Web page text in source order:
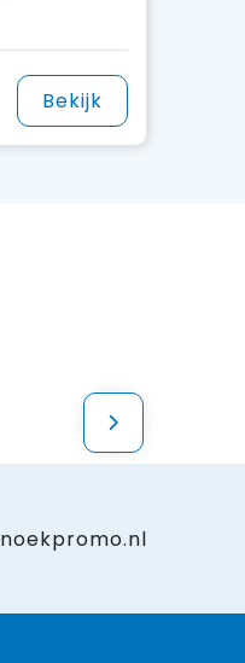
Bekijk